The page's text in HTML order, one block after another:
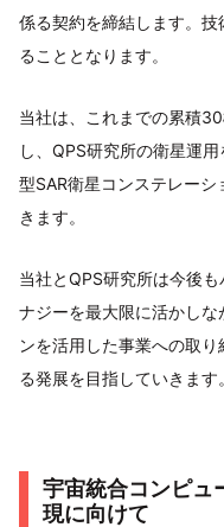
係る契約を締結します。
ることとなります。
当社は、これまでの累積
し、QPS研究所の衛星運
型SAR衛星コンステレー
きます。
当社とQPS研究所は今後
ナジーを最大限に活かしな
ンを活用した事業への取
る発展を目指していきます。
宇宙統合コンピュ
現に向けて